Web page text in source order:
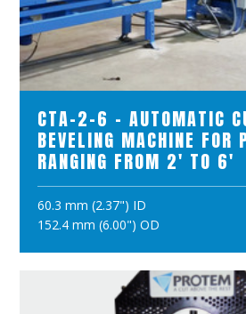
CTA-2-6 - AUTOMATIC
BEVELING MACHINE FOR
RANGING FROM 2' TO 6'
60.3 mm (2.37") ID
152.4 mm (6.00") OD
DODAJ DO